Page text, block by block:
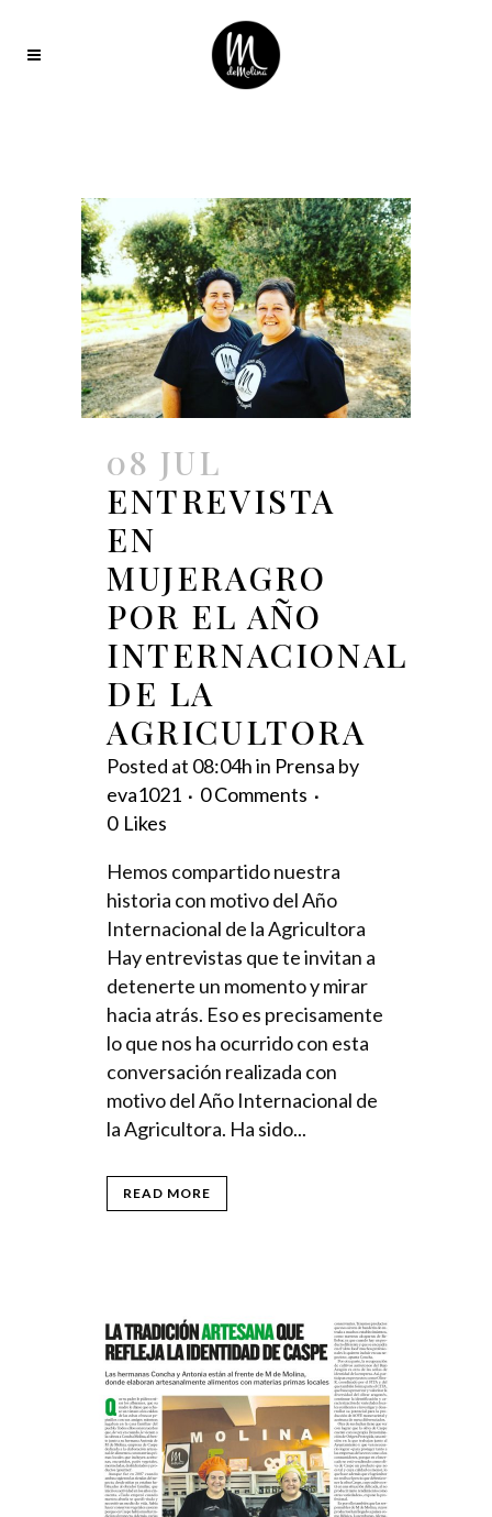
08 JUL
ENTREVISTA
EN
MUJERAGRO
POR EL AÑO
INTERNACIONAL
DE LA
AGRICULTORA
Posted at 08:04hin Prensa by
eva1021
0 Comments
0 Likes
Hemos compartido nuestra
historia con motivo del Año
Internacional de la Agricultora
Hay entrevistas que te invitan a
detenerte un momento y mirar
hacia atrás. Eso es precisamente
lo que nos ha ocurrido con esta
conversación realizada con
motivo del Año Internacional de
la Agricultora. Ha sido...
READ MORE